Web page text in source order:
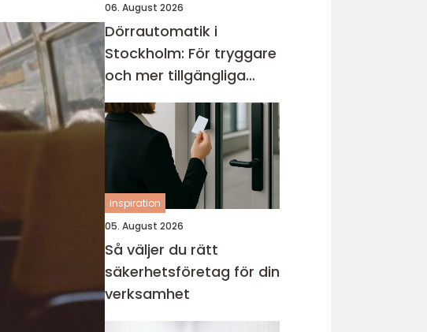
06. August 2026
Dörrautomatik i
Stockholm: För tryggare
och mer tillgängliga
entréer
inspiration
05. August 2026
Så väljer du rätt
säkerhetsföretag för din
verksamhet